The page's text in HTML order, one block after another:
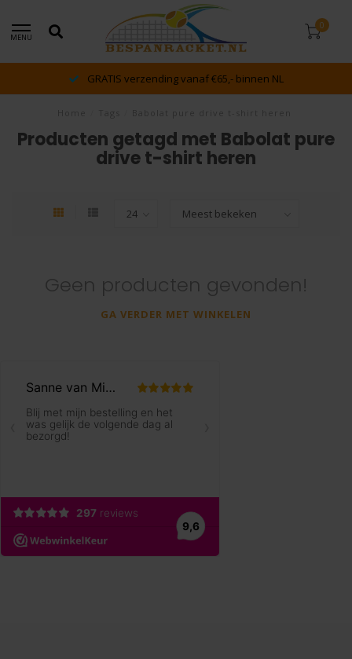
MENU
0
GRATIS verzending vanaf €65,- binnen NL
Producten getagd met Babolat pure
drive t-shirt heren
Geen producten gevonden!
GA VERDER MET WINKELEN